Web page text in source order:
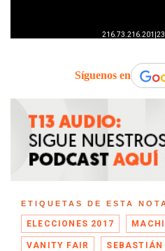
Síguenos en
ETIQUETAS DE ESTA
ELECCIONES 2017
VANITY FAIR SEBASTIÁN